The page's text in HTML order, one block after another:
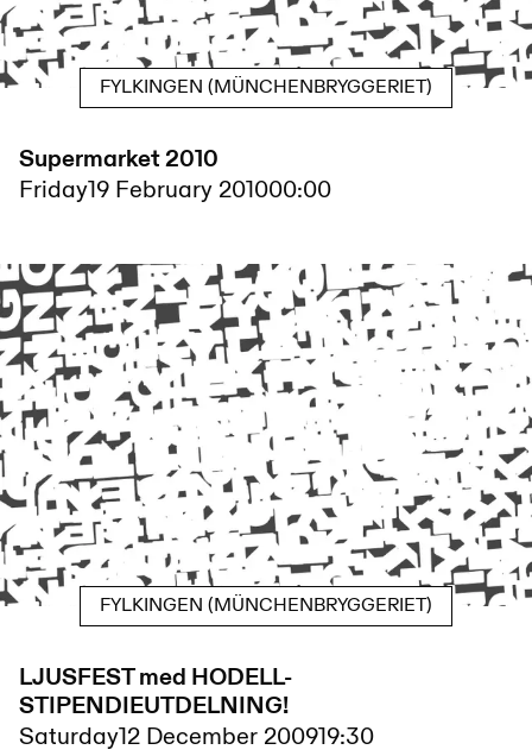
FYLKINGEN (MÜNCHENBRYGGERIET)
Supermarket 2010
Friday19 February 201000:00
FYLKINGEN (MÜNCHENBRYGGERIET)
LJUSFEST med HODELL-
STIPENDIEUTDELNING!
Saturday12 December 200919:30